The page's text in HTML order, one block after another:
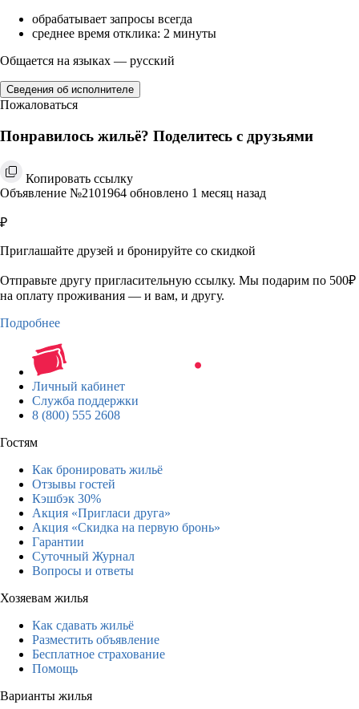
обрабатывает запросы всегда
среднее время отклика: 2 минуты
Общается на языках — русский
Сведения об исполнителе
Пожаловаться
Понравилось жильё? Поделитесь с друзьями
Копировать ссылку
Объявление №2101964 обновлено 1 месяц назад
₽
Приглашайте друзей и бронируйте со скидкой
Отправьте другу пригласительную ссылку. Мы подарим по 500₽
на оплату проживания — и вам, и другу.
Подробнее
Личный кабинет
Служба поддержки
8 (800) 555 2608
Гостям
Как бронировать жильё
Отзывы гостей
Кэшбэк 30%
Акция «Пригласи друга»
Акция «Скидка на первую бронь»
Гарантии
Суточный Журнал
Вопросы и ответы
Хозяевам жилья
Как сдавать жильё
Разместить объявление
Бесплатное страхование
Помощь
Варианты жилья